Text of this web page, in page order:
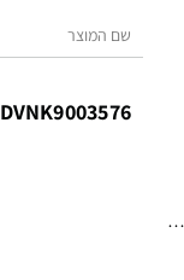
שם המוצר
DVNK9003576